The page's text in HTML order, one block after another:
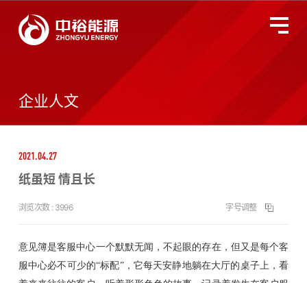
燃气业务
投资者关系
环境、社会及管治
企业人文
2021.04.27
纸虽短 情且长
浏览次数 : 3996 字号调整
意见簿是客服中心一个默默无闻，不起眼的存在，但又是每个客
服中心必不可少的“标配”， 它每天安静地躺在大厅的桌子上，看